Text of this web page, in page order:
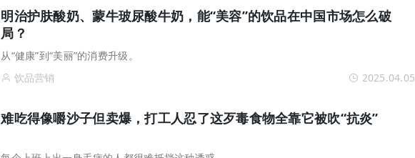
明治护肤酸奶、蒙牛玻尿酸牛奶，能“美容”的饮品在中国市场怎么破
局？
从“健康”到“美丽”的消费升级。
饮品营销
2025.04.05
难吃得像嚼沙子但卖爆，打工人忍了这歹毒食物全靠它被吹“抗炎”